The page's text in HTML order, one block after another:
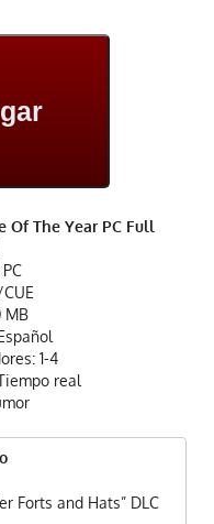
Of The Year PC Full
MB
1-4
real
Forts and Hats” DLC